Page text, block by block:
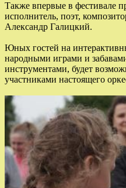
Также впервые в фестивале
исполнитель, поэт,
Александр Галицкий.
Юных гостей на
народными играми и
инструментами, будет
участниками настоящего